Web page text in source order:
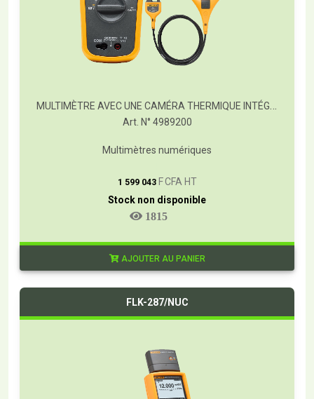
MULTIMÈTRE AVEC UNE CAMÉRA THERMIQUE INTÉGRÉE, FLUKE-279FC/IFLEX
Art. N° 4989200
Multimètres numériques
1 599 043 F CFA HT
Stock non disponible
1815
AJOUTER AU PANIER
FLK-287/NUC